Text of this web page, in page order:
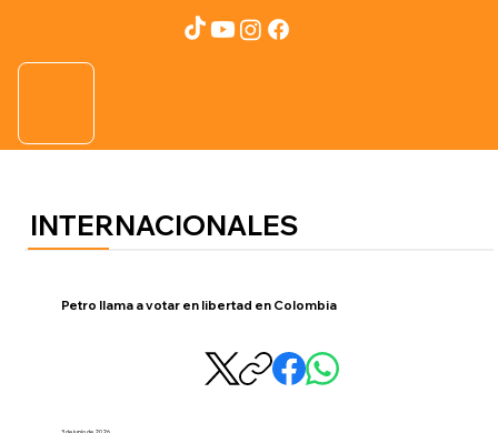
INTERNACIONALES
Petro llama a votar en libertad en Colombia
3 de junio de 2026